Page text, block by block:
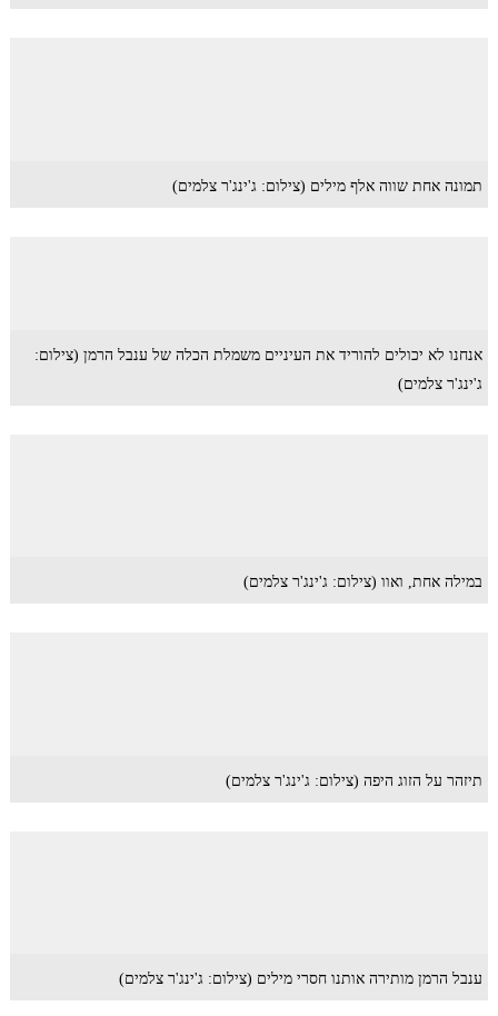
תמונה אחת שווה אלף מילים (צילום: ג'ינג'ר צלמים)
אנחנו לא יכולים להוריד את העיניים משמלת הכלה של ענבל הרמן (צילום:
ג'ינג'ר צלמים)
במילה אחת, ואוו (צילום: ג'ינג'ר צלמים)
תיזהר על הזוג היפה (צילום: ג'ינג'ר צלמים)
ענבל הרמן מותירה אותנו חסרי מילים (צילום: ג'ינג'ר צלמים)